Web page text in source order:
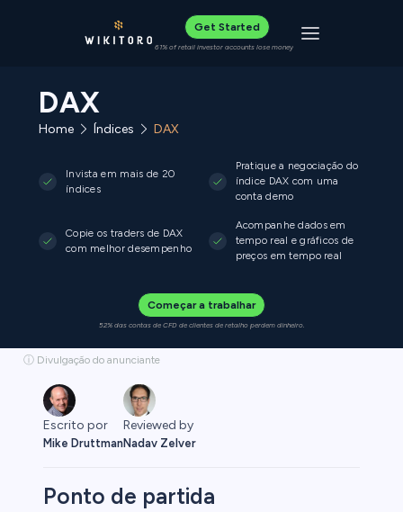
Get Started
61% of retail investor accounts lose money Toggle
DAX
Home Índices DAX
Invista em mais de 20
índices
Pratique a negociação do
índice DAX com uma
conta demo
Copie os traders de DAX
com melhor desempenho
Acompanhe dados em
tempo real e gráficos de
preços em tempo real
Começar a trabalhar
52% das contas de CFD de clientes de retalho perdem dinheiro.
ⓘ Divulgação do anunciante
Escrito por
Mike Druttman
Reviewed by
Nadav Zelver
Ponto de partida